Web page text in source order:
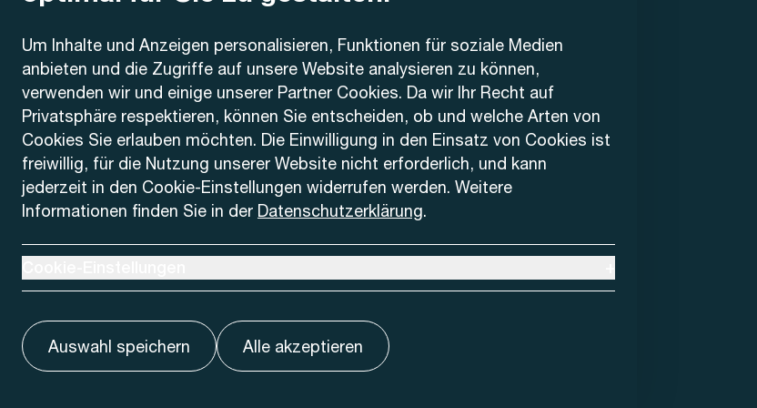
Um Inhalte und Anzeigen personalisieren, Funktionen für soziale Medien
anbieten und die Zugriffe auf unsere Website analysieren zu können,
verwenden wir und einige unserer Partner Cookies. Da wir Ihr Recht auf
Privatsphäre respektieren, können Sie entscheiden, ob und welche Arten von
Cookies Sie erlauben möchten. Die Einwilligung in den Einsatz von Cookies ist
freiwillig, für die Nutzung unserer Website nicht erforderlich, und kann
jederzeit in den Cookie-Einstellungen widerrufen werden. Weitere
Informationen finden Sie in der Datenschutzerklärung.
Auswahl speichern Alle akzeptieren
AREMO
Busbetrieb Solothurn Grenchen und Umgebung AG
Dornacherstrasse 48
4500 Solothurn
Telefon
+41 32 622 37 22
Kontaktformular